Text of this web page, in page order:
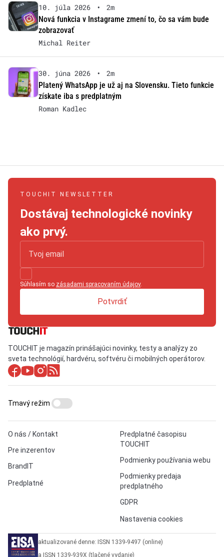
10. júla 2026 •
2m
Nová funkcia v Instagrame zmení to, čo sa vám bude
zobrazovať
Michal Reiter
30. júna 2026 •
2m
Platený WhatsApp je už aj na Slovensku. Tieto funkcie
získate iba s predplatným
Roman Kadlec
TOUCHIT NEWSLETTER
Dostávaj technologické novinky
ako prvý.
Súhlasím so zásadami spracovaním údajov.
Potvrdiť
TOUCHIT je magazín prinášajúci novinky, testy a analýzy zo
sveta technológií, hardvéru, softvéru či mobilných operátorov.
O nás / Kontakt
Pre inzerentov
BrandIT
Predplatné
Predplatné časopisu
TOUCHIT
Podmienky používania webu
Podmienky predaja
predplatného
GDPR
Nastavenia cookies
Tmavý režim
aktualizované denne: ISSN 1339-9497 (online)
a ISSN 1339-939X (tlačené vydanie)